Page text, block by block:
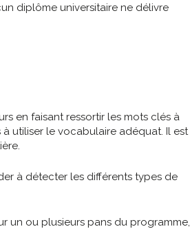
diplôme universitaire ne délivre
en faisant ressortir les mots clés à
utiliser le vocabulaire adéquat. Il est
à détecter les différents types de
un ou plusieurs pans du programme,